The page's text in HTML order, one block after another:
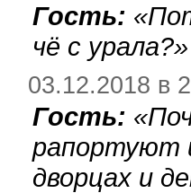
Гость: «
чё с урала?»
03.12.2018 в
Гость: «
рапортуют
дворцах и